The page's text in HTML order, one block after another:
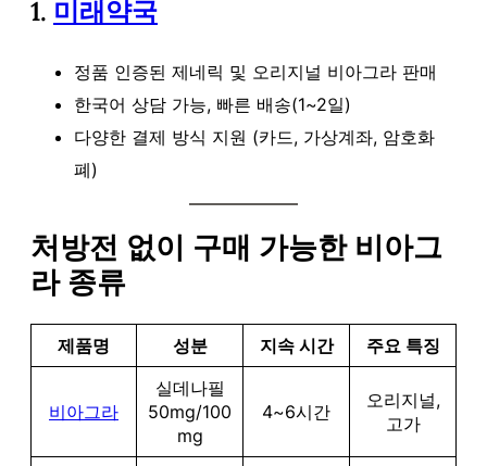
1. 미래약국
정품 인증된 제네릭 및 오리지널 비아그라 판매
한국어 상담 가능, 빠른 배송(1~2일)
다양한 결제 방식 지원 (카드, 가상계좌, 암호화
폐)
처방전 없이 구매 가능한 비아그
라 종류
제품명 성분 지속 시간 주요 특징
비아그라
실데나필
50mg/100
mg
4~6시간
오리지널,
고가